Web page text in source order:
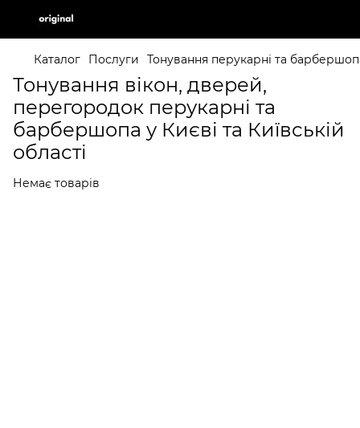
Каталог Послуги Тонування перукарні та
Тонування вікон, дверей,
перегородок перукарні та
барбершопа у Києві та Київській
області
Немає товарів